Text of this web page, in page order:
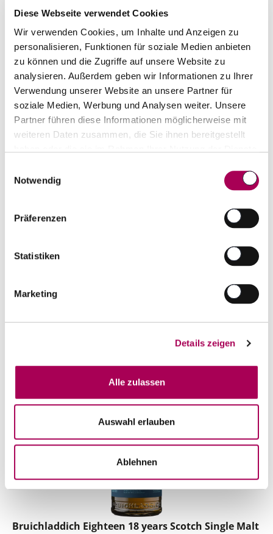
Diese Webseite verwendet Cookies
Wir verwenden Cookies, um Inhalte und Anzeigen zu
personalisieren, Funktionen für soziale Medien anbieten
zu können und die Zugriffe auf unsere Website zu
analysieren. Außerdem geben wir Informationen zu Ihrer
Verwendung unserer Website an unsere Partner für
soziale Medien, Werbung und Analysen weiter. Unsere
Partner führen diese Informationen möglicherweise mit
weiteren Daten zusammen, die Sie ihnen bereitgestellt
Notwendig
Präferenzen
Statistiken
Marketing
Details zeigen
Alle zulassen
Auswahl erlauben
Ablehnen
Bruichladdich Port Charlotte SC: 01 Scotch Single
Bruichladdich
hinzufügen
Bruichladdich Eighteen 18 years Scotch Single Malt